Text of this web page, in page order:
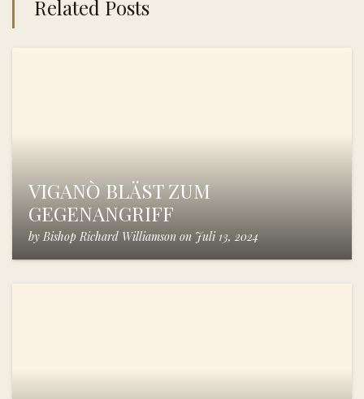
Related Posts
VIGANÒ BLÄST ZUM
GEGENANGRIFF
by Bishop Richard Williamson on Juli 13, 2024